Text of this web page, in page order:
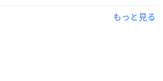
もっと見る